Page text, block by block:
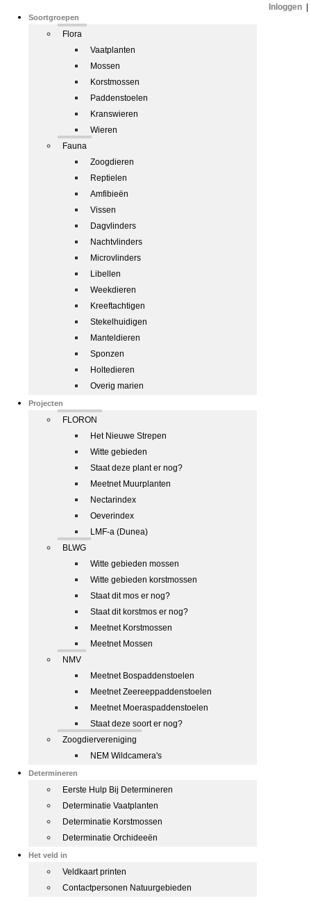
Soortgroepen
Flora
Vaatplanten
Mossen
Korstmossen
Paddenstoelen
Kranswieren
Wieren
Fauna
Zoogdieren
Reptielen
Amfibieën
Vissen
Dagvlinders
Nachtvlinders
Microvlinders
Libellen
Weekdieren
Kreeftachtigen
Stekelhuidigen
Manteldieren
Sponzen
Holtedieren
Overig marien
Projecten
FLORON
Het Nieuwe Strepen
Witte gebieden
Staat deze plant er nog?
Meetnet Muurplanten
Nectarindex
Oeverindex
LMF-a (Dunea)
BLWG
Witte gebieden mossen
Witte gebieden korstmossen
Staat dit mos er nog?
Staat dit korstmos er nog?
Meetnet Korstmossen
Meetnet Mossen
NMV
Meetnet Bospaddenstoelen
Meetnet Zeereeppaddenstoelen
Meetnet Moeraspaddenstoelen
Staat deze soort er nog?
Zoogdiervereniging
NEM Wildcamera's
Determineren
Eerste Hulp Bij Determineren
Determinatie Vaatplanten
Determinatie Korstmossen
Determinatie Orchideeën
Het veld in
Veldkaart printen
Contactpersonen Natuurgebieden
Inloggen